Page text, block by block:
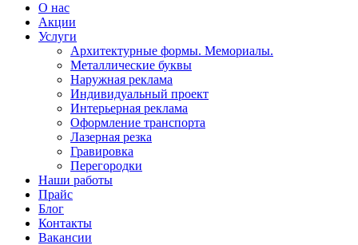
О нас
Акции
Услуги
Архитектурные формы. Мемориалы.
Металлические буквы
Наружная реклама
Индивидуальный проект
Интерьерная реклама
Оформление транспорта
Лазерная резка
Гравировка
Перегородки
Наши работы
Прайс
Блог
Контакты
Вакансии